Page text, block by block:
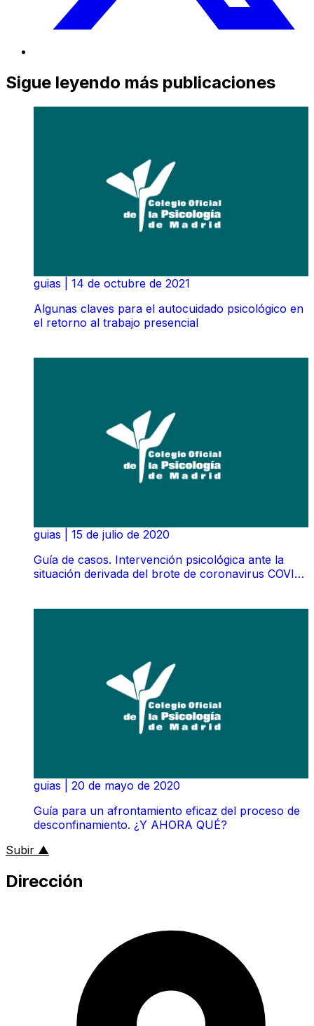
Sigue leyendo más publicaciones
guias
14 de octubre de 2021
Algunas claves para el autocuidado psicológico en
el retorno al trabajo presencial
guias
15 de julio de 2020
Guía de casos. Intervención psicológica ante la
situación derivada del brote de coronavirus COVID-
guias
20 de mayo de 2020
Guía para un afrontamiento eficaz del proceso de
desconfinamiento. ¿Y AHORA QUÉ?
Subir ▲
Dirección